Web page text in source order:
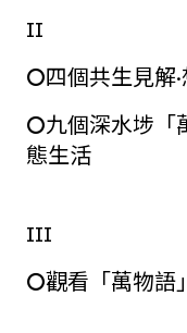
II
⭘四個共生見解
⭘九個深水埗「
態生活
III
⭘觀看「萬物語